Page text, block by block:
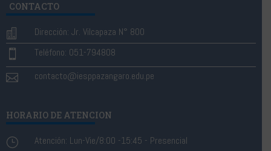
CONTACTO
 Dirección: Jr. Vilcapaza N° 800
 Teléfono: 051-794808
 contacto@iesppazangaro.edu.pe
HORARIO DE ATENCION
}
Atención: Lun-Vie/8:00 -15:45 - Presencial